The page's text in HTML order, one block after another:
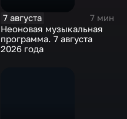
7 августа
7 мин
Неоновая музыкальная
программа. 7 августа
2026 года